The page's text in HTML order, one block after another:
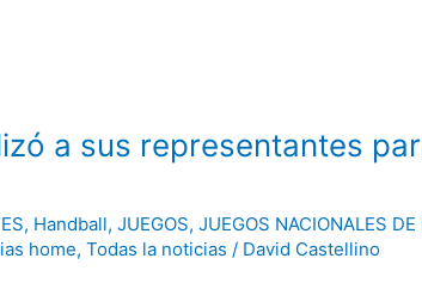
a sus representantes
, Handball,JUEGOS,JUEGOS NACIONALES DE
home,Todas la noticias / David Castellino